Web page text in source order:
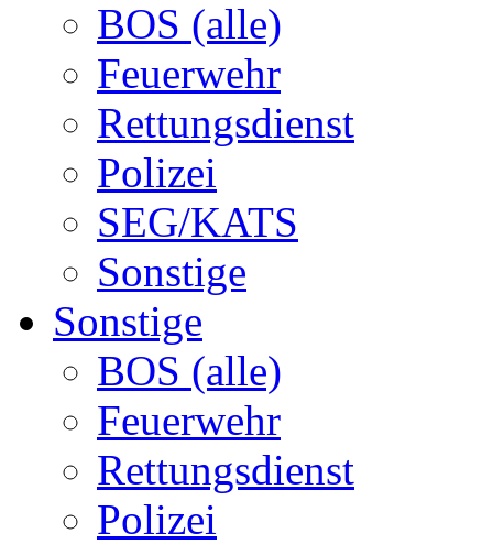
BOS (alle)
Feuerwehr
Rettungsdienst
Polizei
SEG/KATS
Sonstige
Sonstige
BOS (alle)
Feuerwehr
Rettungsdienst
Polizei